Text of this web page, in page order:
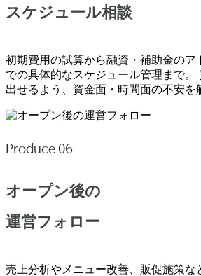
スケジュール相談
初期費用の試算から融資・補助金のア
での具体的なスケジュール管理まで。
出せるよう、資金面・時間面の不安を
Produce 06
オープン後の
運営フォロー
売上分析やメニュー改善、販促施策な